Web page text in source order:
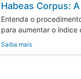
Habeas Corpus:
Entenda o
para aumentar o índice
Saiba mais